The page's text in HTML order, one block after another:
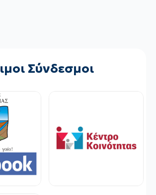
Σύνδεσμοι